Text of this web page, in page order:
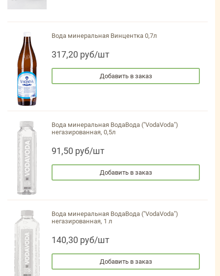
Вода минеральная Винцентка 0,7л
317,20 руб/шт
Добавить в заказ
Вода минеральная ВодаВода ("VodaVoda")
негазированная, 0,5л
91,50 руб/шт
Добавить в заказ
Вода минеральная ВодаВода ("VodaVoda")
негазированная, 1 л
140,30 руб/шт
Добавить в заказ